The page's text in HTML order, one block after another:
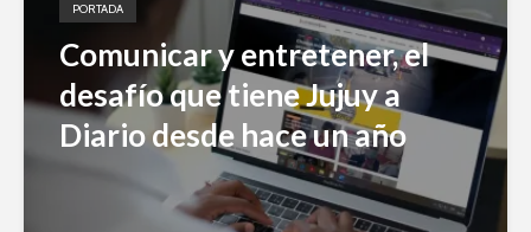
PORTADA
Comunicar y entretener, el
desafío que tiene Jujuy a
Diario desde hace un año